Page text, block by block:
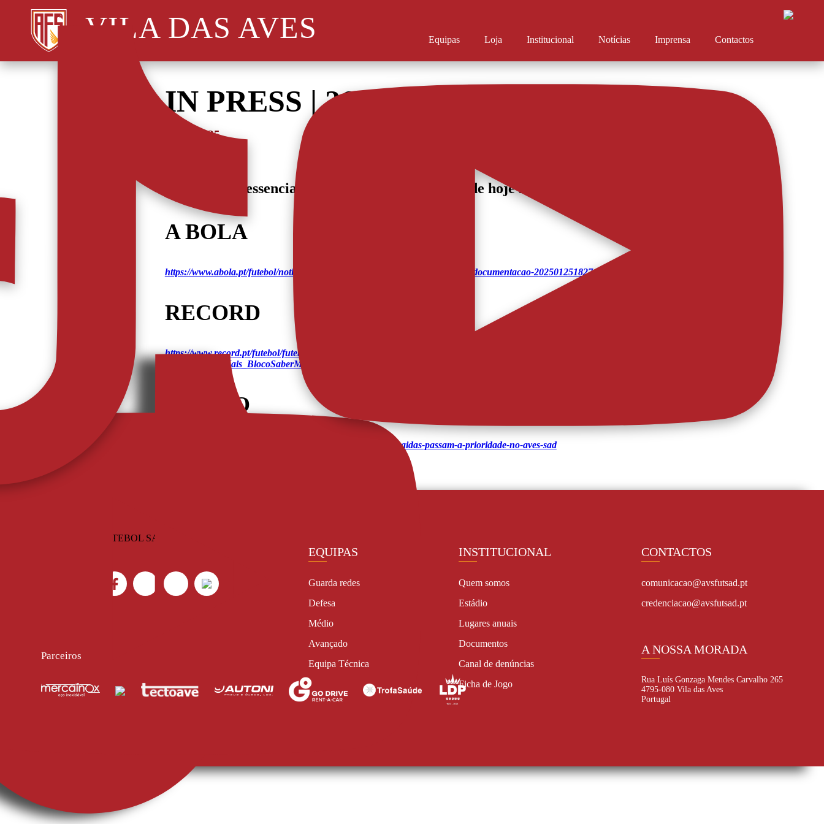
VILA DAS AVES Equipas Loja Institucional Notícias Imprensa Contactos
IN PRESS | 26 JANEIRO
26/01/2025
Fique com o essencial da informação desportiva de hoje sobre o AFS.
A BOLA
https://www.abola.pt/futebol/noticias/aves-sad-dois-reforcos-ainda-aguardam-documentacao-2025012518274054752
RECORD
https://www.record.pt/futebol/futebol-nacional/liga-betclic/avs-sad/detalhe/aderllan-santos-e-talisma-frente-ao-gil-vicente?
ref=Saber%20Mais_BlocoSaberMais
O JOGO
https://www.ojogo.pt/4122343116/depois-das-contratacoes-saidas-passam-a-prioridade-no-aves-sad
Parceiros
EQUIPAS
Guarda redes
Defesa
Médio
Avançado
Equipa Técnica
INSTITUCIONAL
Quem somos
Estádio
Lugares anuais
Documentos
Canal de denúncias
Ficha de Jogo
CONTACTOS
comunicacao@avsfutsad.pt
credenciacao@avsfutsad.pt
A NOSSA MORADA
Rua Luís Gonzaga Mendes Carvalho 265
4795-080 Vila das Aves
Portugal